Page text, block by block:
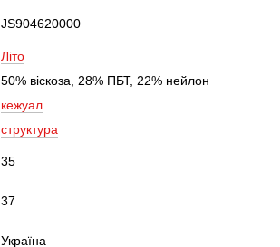
JS904620000
Літо
50% віскоза, 28% ПБТ, 22% нейлон
кежуал
структура
35
37
Україна